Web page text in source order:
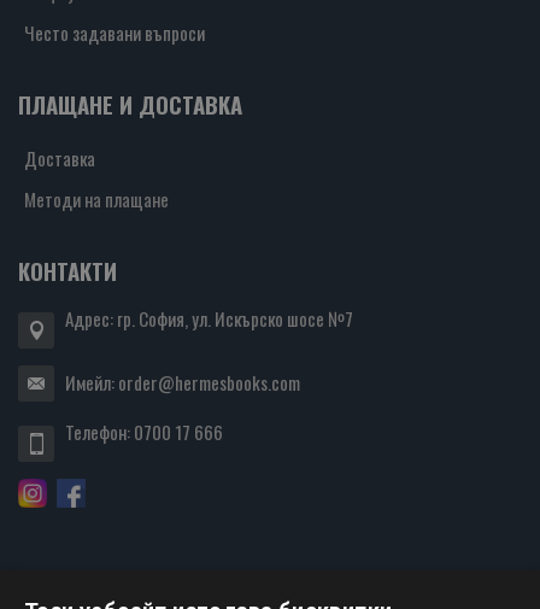
Често задавани въпроси
ПЛАЩАНЕ И ДОСТАВКА
Доставка
Методи на плащане
КОНТАКТИ
Адрес: гр. София, ул. Искърско шосе №7
Имейл:order@hermesbooks.com
Телефон:0700 17 666